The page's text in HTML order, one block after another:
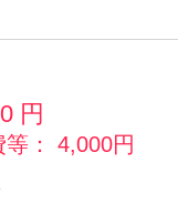
円
等： 4,000円